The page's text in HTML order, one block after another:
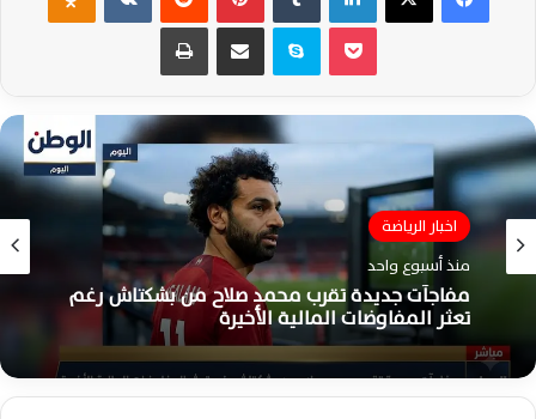
سكايب مشاركة عبر البريد طباعة
اخبار الرياضة
منذ أسبوع واحد
مفاجآت جديدة تقرب محمد صلاح من بشكتاش رغم
تعثر المفاوضات المالية الأخيرة